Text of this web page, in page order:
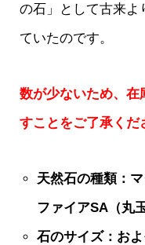
の石」として古来よ
ていたのです。
数が少ないため、在
すことをご了承くだ
天然石の種類：
ファイアSA（丸玉
石のサイズ：お